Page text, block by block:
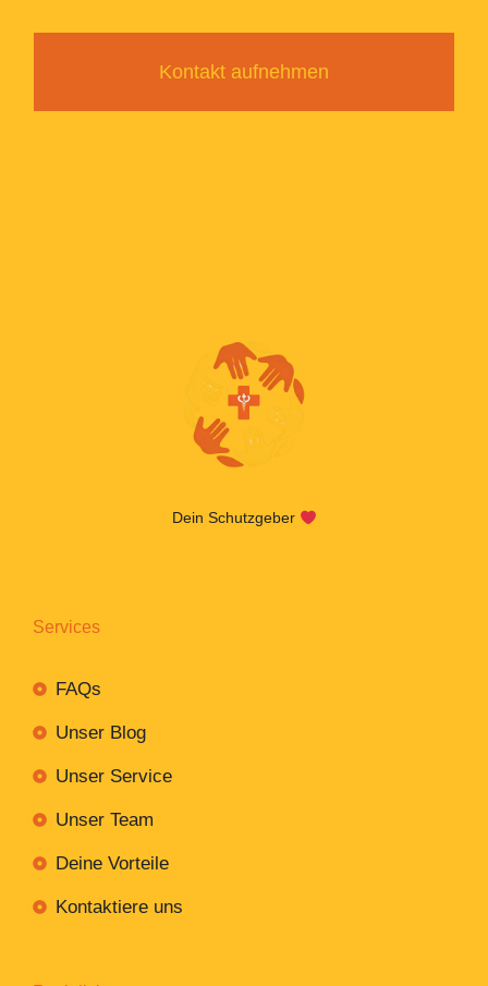
Kontakt aufnehmen
Dein Schutzgeber
Services
FAQs
Unser Blog
Unser Service
Unser Team
Deine Vorteile
Kontaktiere uns